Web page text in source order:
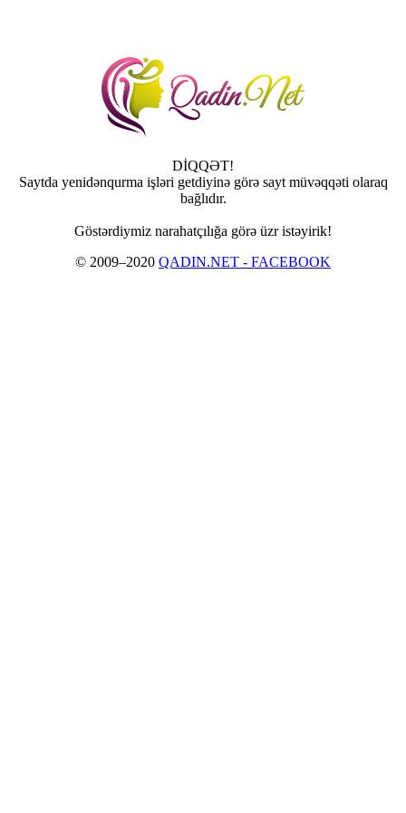
DİQQƏT!
Saytda yenidənqurma işləri getdiyinə görə sayt müvəqqəti olaraq
bağlıdır.
Göstərdiymiz narahatçılığa görə üzr istəyirik!
© 2009–2020 QADIN.NET - FACEBOOK